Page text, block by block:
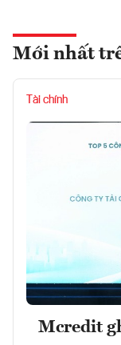
Mới nhất
Tài chính
Mcredit